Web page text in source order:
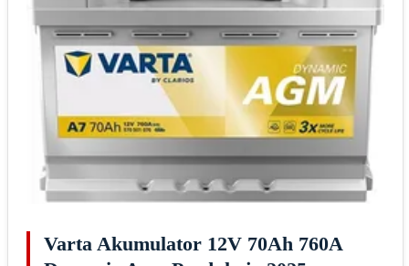
Varta Akumulator 12V 70Ah 760A